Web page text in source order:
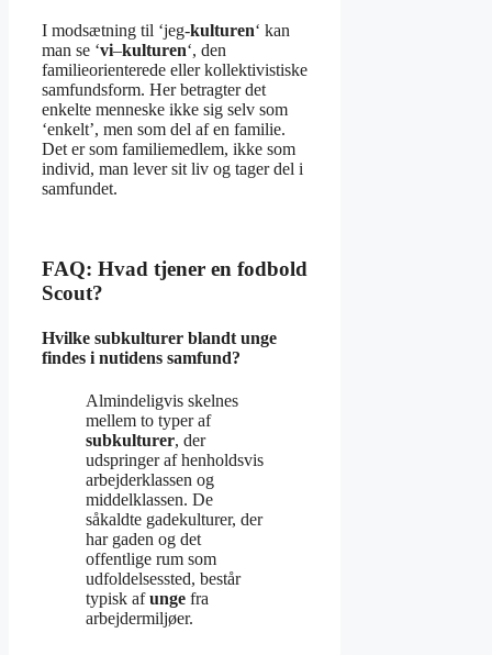
I modsætning til ‘jeg-kulturen‘ kan
man se ‘vi–kulturen‘, den
familieorienterede eller kollektivistiske
samfundsform. Her betragter det
enkelte menneske ikke sig selv som
‘enkelt’, men som del af en familie.
Det er som familiemedlem, ikke som
individ, man lever sit liv og tager del i
samfundet.
FAQ: Hvad tjener en fodbold
Scout?
Hvilke subkulturer blandt unge
findes i nutidens samfund?
Almindeligvis skelnes
mellem to typer af
subkulturer, der
udspringer af henholdsvis
arbejderklassen og
middelklassen. De
såkaldte gadekulturer, der
har gaden og det
offentlige rum som
udfoldelsessted, består
typisk afunge fra
arbejdermiljøer.